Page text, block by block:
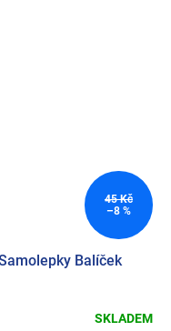
45 Kč
–8 %
Balíček
SKLADEM